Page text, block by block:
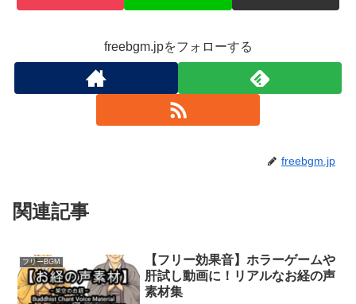
freebgm.jpをフォローする
freebgm.jp
関連記事
フリーBGM
【フリー効果音】ホラーゲームや
肝試し動画に！リアルなお経の声
素材集